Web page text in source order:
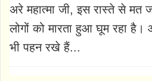
अरे महात्मा जी, इस रास्ते से
लोगों को मारता हुआ घूम रहा
भी पहन रखे हैं...